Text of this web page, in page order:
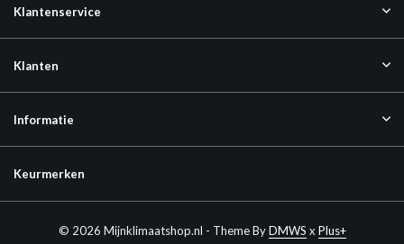
Klantenservice
Klanten
Informatie
Keurmerken
© 2026 Mijnklimaatshop.nl - Theme ByDMWS x Plus+